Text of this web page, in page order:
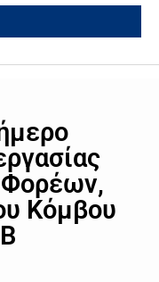
Κόμβου